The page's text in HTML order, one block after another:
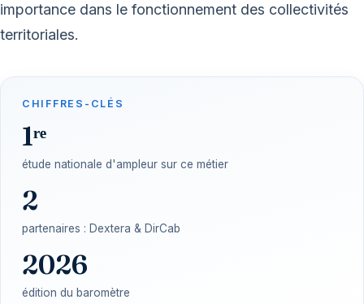
importance dans le fonctionnement des collectivités
territoriales.
CHIFFRES-CLÉS
1ʳᵉ
étude nationale d'ampleur sur ce métier
2
partenaires : Dextera & DirCab
2026
édition du baromètre